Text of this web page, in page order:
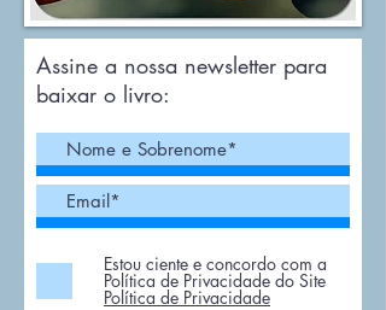
Assine a nossa newsletter para
baixar o livro:
Estou ciente e concordo com a
Política de Privacidade do Site
Política de Privacidade